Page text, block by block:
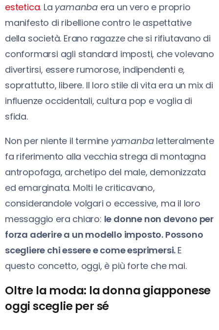
estetica. La yamanba era un vero e proprio
manifesto di ribellione contro le aspettative
della società. Erano ragazze che si rifiutavano di
conformarsi agli standard imposti, che volevano
divertirsi, essere rumorose, indipendenti e,
soprattutto, libere. Il loro stile di vita era un mix di
influenze occidentali, cultura pop e voglia di
sfida.
Non per niente il termine yamanbaletteralmente
fa riferimento alla vecchia strega di montagna
antropofaga, archetipo del male, demonizzata
ed emarginata. Molti le criticavano,
considerandole volgari o eccessive, ma il loro
messaggio era chiaro: le donne non devono per
forza aderire a un modello imposto. Possono
scegliere chi essere e come esprimersi. E
questo concetto, oggi, è più forte che mai.
Oltre la moda: la donna giapponese
oggi sceglie per sé